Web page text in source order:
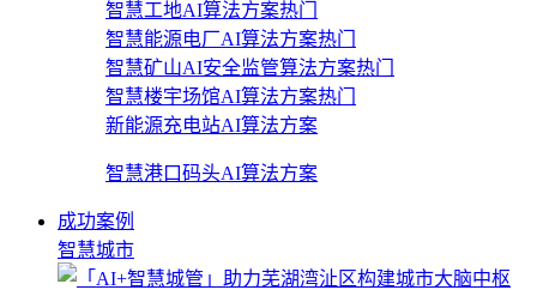
智慧工地AI算法方案热门
智慧能源电厂AI算法方案热门
智慧矿山AI安全监管算法方案热门
智慧楼宇场馆AI算法方案热门
新能源充电站AI算法方案
智慧港口码头AI算法方案
成功案例
智慧城市